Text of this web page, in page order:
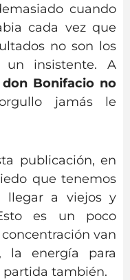
cuando
cada vez que
no son los
insistente. A
don Bonifacio no
jamás le
publicación, en
que tenemos
llegar a viejos y
es un poco
van
la energía para
partida también.